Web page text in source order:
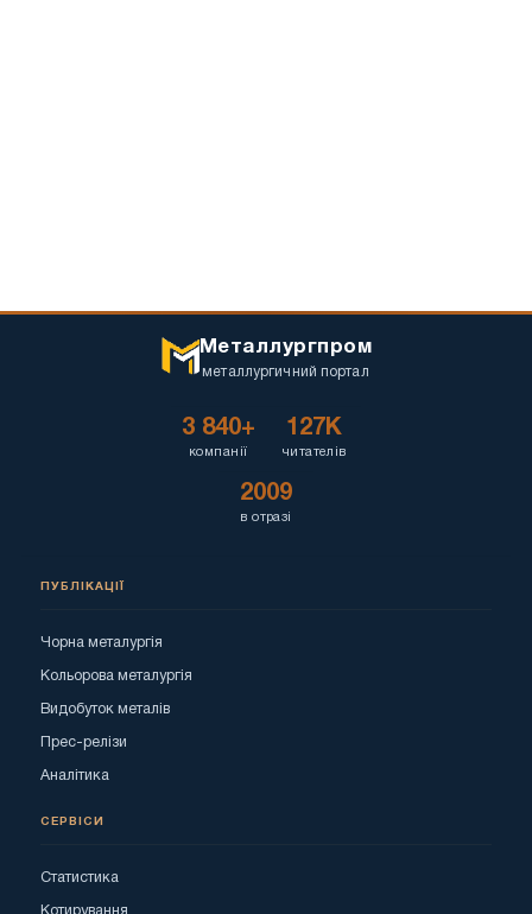
Металлургпром
металлургичний портал
3 840+
компанії
127K
читателів
2009
в отразі
ПУБЛІКАЦІЇ
Чорна металургія
Кольорова металургія
Видобуток металів
Прес-релізи
Аналітика
СЕРВІСИ
Статистика
Котирування